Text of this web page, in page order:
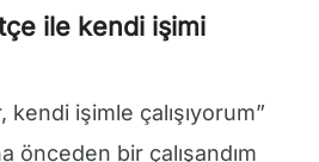
ile kendi işimi
kendi işimle çalışıyorum”
önceden bir çalışandım